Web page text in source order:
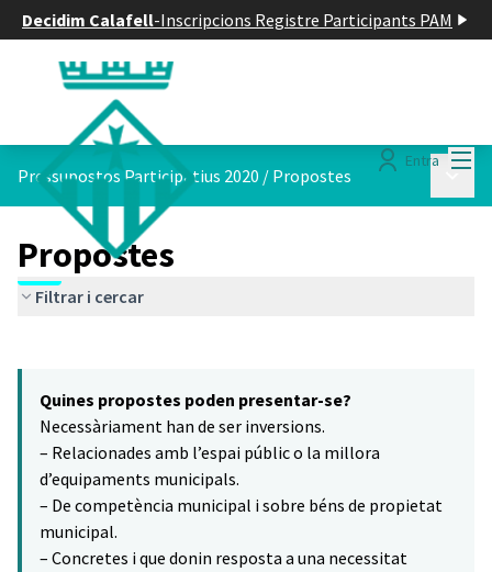
Decidim Calafell-Inscripcions Registre Participants PAM
Entra
Pressupostos Participatius 2020 / Propostes
Propostes
Filtrar i cercar
−
Quines propostes poden presentar-se?
Necessàriament han de ser inversions.
– Relacionades amb l’espai públic o la millora
d’equipaments municipals.
– De competència municipal i sobre béns de propietat
municipal.
– Concretes i que donin resposta a una necessitat